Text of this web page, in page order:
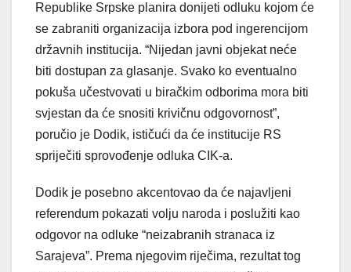
Republike Srpske planira donijeti odluku kojom će
se zabraniti organizacija izbora pod ingerencijom
državnih institucija. “Nijedan javni objekat neće
biti dostupan za glasanje. Svako ko eventualno
pokuša učestvovati u biračkim odborima mora biti
svjestan da će snositi krivičnu odgovornost”,
poručio je Dodik, ističući da će institucije RS
spriječiti sprovođenje odluka CIK-a.
Dodik je posebno akcentovao da će najavljeni
referendum pokazati volju naroda i poslužiti kao
odgovor na odluke “neizabranih stranaca iz
Sarajeva”. Prema njegovim riječima, rezultat tog